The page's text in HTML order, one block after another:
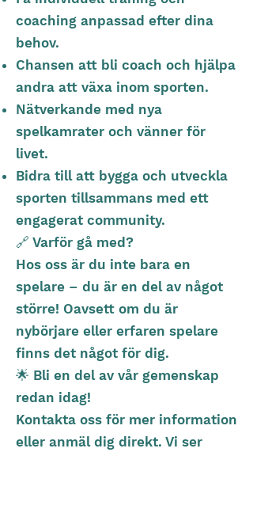
coaching anpassad efter dina
behov.
Chansen att bli coach och hjälpa
andra att växa inom sporten.
Nätverkande med nya
spelkamrater och vänner för
livet.
Bidra till att bygga och utveckla
sporten tillsammans med ett
engagerat community.
🔗 Varför gå med?
Hos oss är du inte bara en
spelare – du är en del av något
större! Oavsett om du är
nybörjare eller erfaren spelare
finns det något för dig.
🌟 Bli en del av vår gemenskap
redan idag!
Kontakta oss för mer information
eller anmäl dig direkt. Vi ser